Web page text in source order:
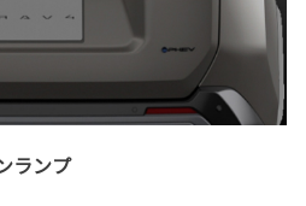
ランプ